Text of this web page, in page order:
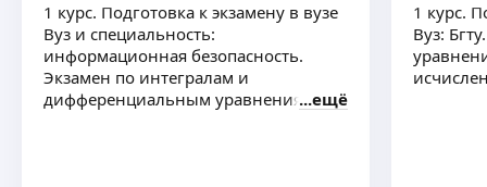
1 курс. Подготовка к экзамену в вузе
Вуз и специальность:
информационная безопасность.
Экзамен по интегралам и
дифференциальным уравнениямещё
1 курс.
Вуз: